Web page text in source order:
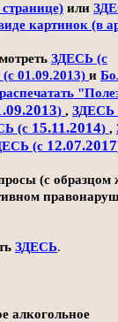
или
картинок (в
ЗДЕСЬ (с
01.09.2013) и
распечатать
) , ЗДЕСЬ
(с 15.11.2014) ,
(с 12.07.2017
(с образцом
ЗДЕСЬ.
алкогольное